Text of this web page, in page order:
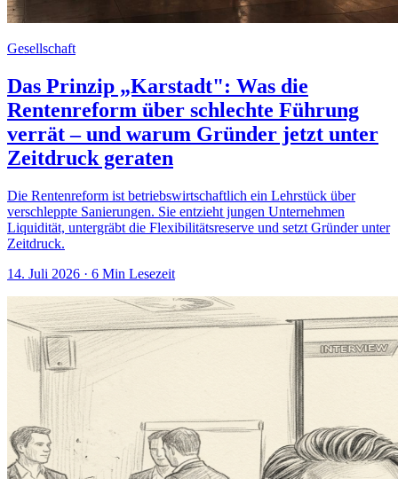
Gesellschaft
Das Prinzip „Karstadt": Was die
Rentenreform über schlechte Führung
verrät – und warum Gründer jetzt unter
Zeitdruck geraten
Die Rentenreform ist betriebswirtschaftlich ein Lehrstück über
verschleppte Sanierungen. Sie entzieht jungen Unternehmen
Liquidität, untergräbt die Flexibilitätsreserve und setzt Gründer unter
Zeitdruck.
14. Juli 2026 · 6 Min Lesezeit